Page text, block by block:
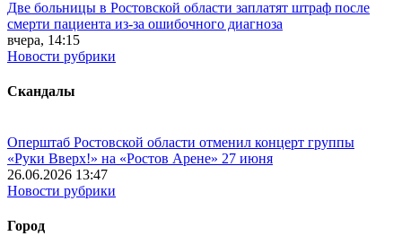
Две больницы в Ростовской области заплатят штраф после
смерти пациента из-за ошибочного диагноза
вчера, 14:15
Новости рубрики
Скандалы
Оперштаб Ростовской области отменил концерт группы
«Руки Вверх!» на «Ростов Арене» 27 июня
26.06.2026 13:47
Новости рубрики
Город